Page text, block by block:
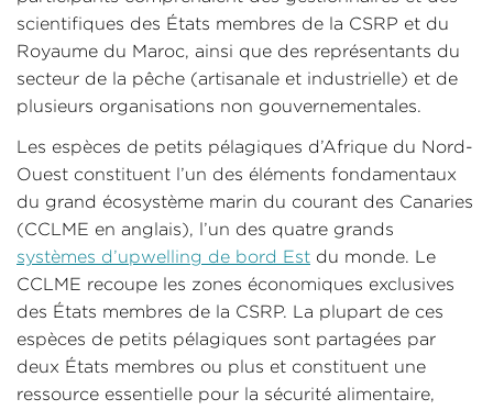
scientifiques des États membres de la CSRP et du
Royaume du Maroc, ainsi que des représentants du
secteur de la pêche (artisanale et industrielle) et de
plusieurs organisations non gouvernementales.
Les espèces de petits pélagiques d’Afrique du Nord-
Ouest constituent l’un des éléments fondamentaux
du grand écosystème marin du courant des Canaries
(CCLME en anglais), l’un des quatre grands
systèmes d’upwelling de bord Est du monde. Le
CCLME recoupe les zones économiques exclusives
des États membres de la CSRP. La plupart de ces
espèces de petits pélagiques sont partagées par
deux États membres ou plus et constituent une
ressource essentielle pour la sécurité alimentaire,